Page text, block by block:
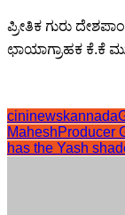
ಪ್ರೀತಿಕ ಗುರು
ಛಾಯಾಗ್ರಾಹಕ ಕೆ.ಕೆ
cininewskannada
MaheshProducer
has the Yash